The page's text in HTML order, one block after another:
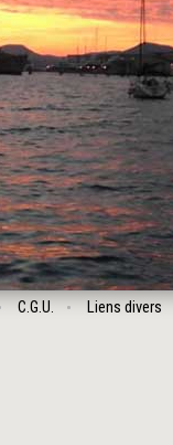
C.G.U. Liens divers